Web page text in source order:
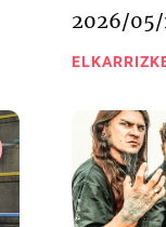
2026/05/